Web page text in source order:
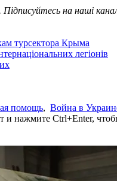
на наші
турсектора Крыма
легіонів
помощь, Война в
нажмите Ctrl+Enter,